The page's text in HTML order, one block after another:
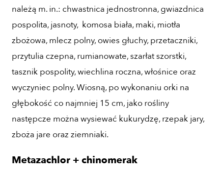
należą m. in.: chwastnica jednostronna, gwiazdnica
pospolita, jasnoty, komosa biała, maki, miotła
zbożowa, mlecz polny, owies głuchy, przetaczniki,
przytulia czepna, rumianowate, szarłat szorstki,
tasznik pospolity, wiechlina roczna, włośnice oraz
wyczyniec polny. Wiosną, po wykonaniu orki na
głębokość co najmniej 15 cm, jako rośliny
następcze można wysiewać kukurydzę, rzepak jary,
zboża jare oraz ziemniaki.
Metazachlor + chinomerak